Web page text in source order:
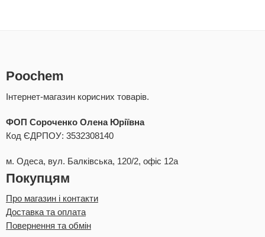
Poochem
Інтернет-магазин корисних товарів.
ФОП Сороченко Олена Юріївна
Код ЄДРПОУ: 3532308140
м. Одеса, вул. Балківська, 120/2, офіс 12а
Покупцям
Про магазин і контакти
Доставка та оплата
Повернення та обмін